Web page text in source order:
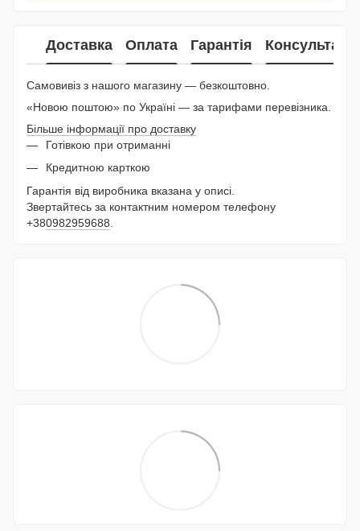
Доставка Оплата Гарантія Консультація
Самовивіз з нашого магазину — безкоштовно.
«Новою поштою» по Україні — за тарифами перевізника.
Більше інформації про доставку
Готівкою при отриманні
Кредитною карткою
Гарантія від виробника вказана у описі.
Звертайтесь за контактним номером телефону
+380982959688